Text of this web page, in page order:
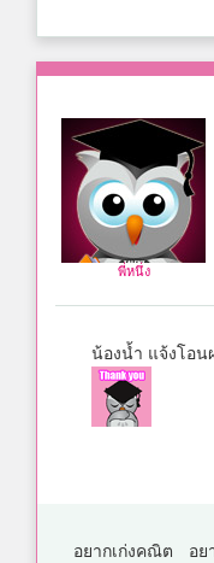
พี่หนึ่ง
น้องน้ำ แจ้งโอ
อยากเก่งคณิต อย